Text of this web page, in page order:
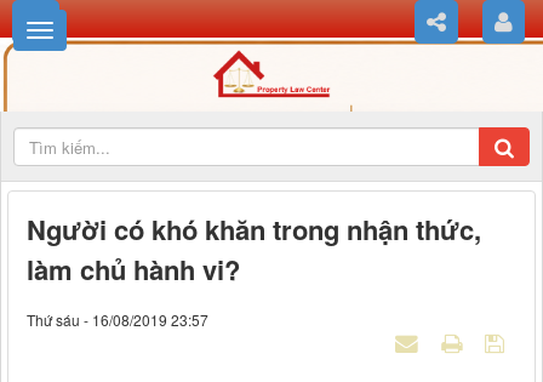
Người có khó khăn trong nhận thức,
làm chủ hành vi?
Thứ sáu - 16/08/2019 23:57